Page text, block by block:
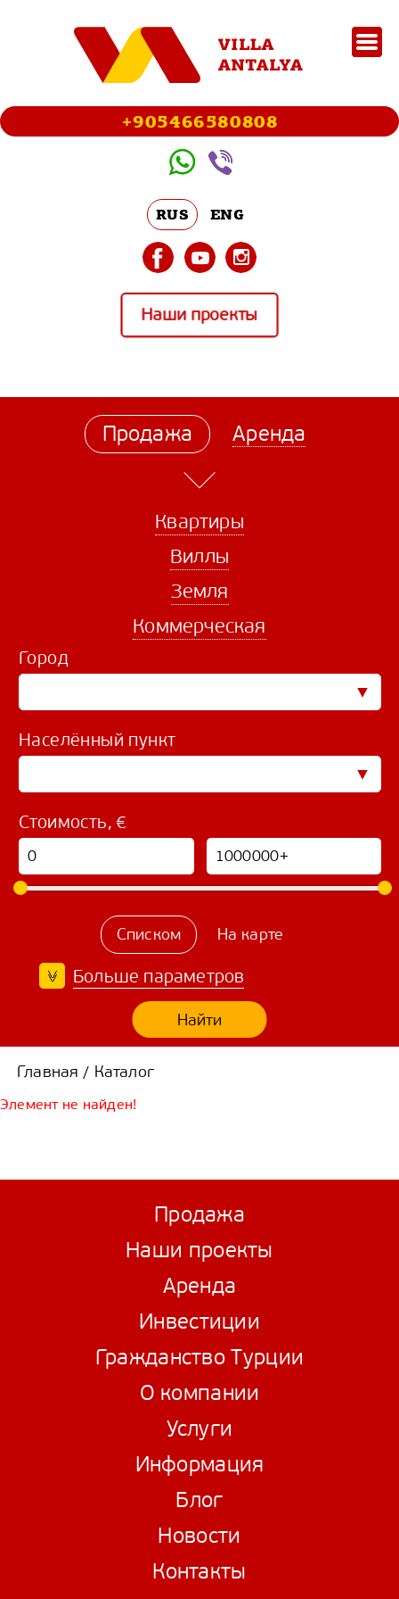
+905466580808
Наши проекты
RUS ENG
Квартиры
Виллы
Земля
Коммерческая
Продажа Аренда
Город
Населённый пункт
Стоимость, €
Списком На карте
Найти
Больше параметров
Главная / Каталог
Элемент не найден!
Продажа
Наши проекты
Аренда
Инвестиции
Гражданство Турции
О компании
Услуги
Информация
Блог
Новости
Контакты